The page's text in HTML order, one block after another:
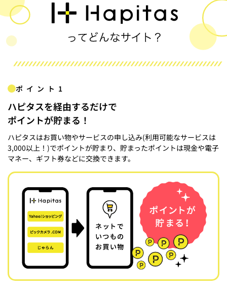
ポイント1
ハピタスを経由するだけで
ポイントが貯まる！
ハピタスはお買い物やサービスの申し込み(利用可能なサービスは
3,000以上！)でポイントが貯まり、貯まったポイントは現金や電子
マネー、ギフト券などに交換できます。